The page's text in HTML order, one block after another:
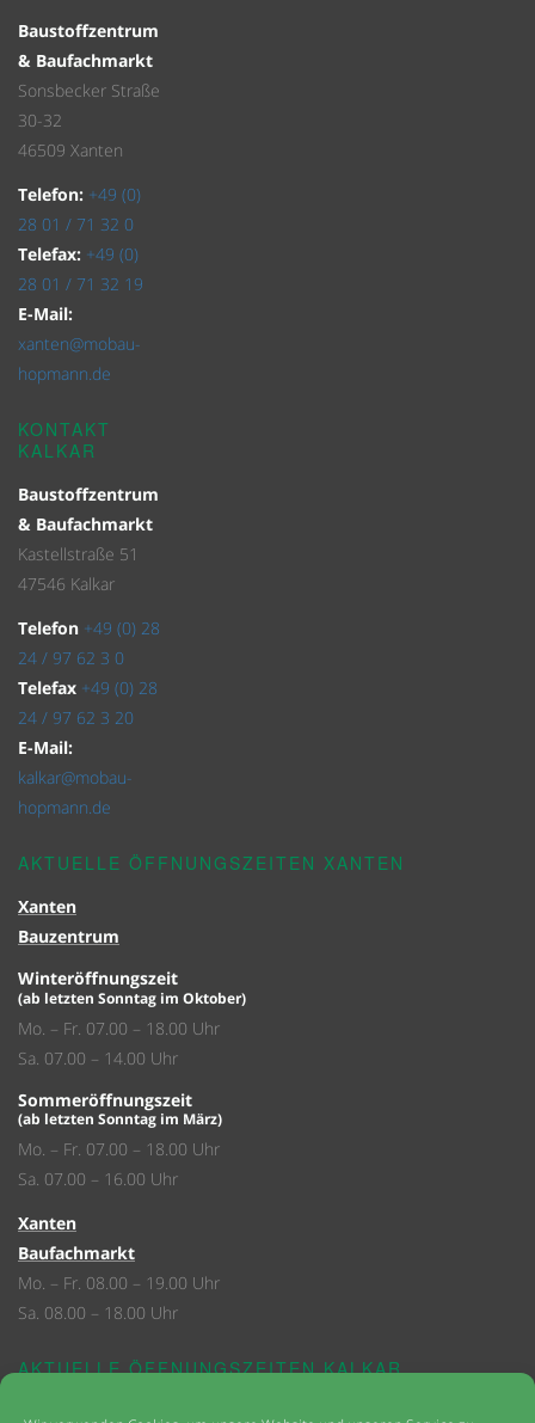
Baustoffzentrum
& Baufachmarkt
Sonsbecker Straße
30-32
46509 Xanten
Telefon: +49 (0)
28 01 / 71 32 0
Telefax: +49 (0)
28 01 / 71 32 19
E-Mail:
xanten@mobau-
hopmann.de
KONTAKT
KALKAR
Baustoffzentrum
& Baufachmarkt
Kastellstraße 51
47546 Kalkar
Telefon +49 (0) 28
24 / 97 62 3 0
Telefax +49 (0) 28
24 / 97 62 3 20
E-Mail:
kalkar@mobau-
hopmann.de
AKTUELLE ÖFFNUNGSZEITEN XANTEN
Xanten
Bauzentrum
Winteröffnungszeit
(ab letzten Sonntag im Oktober)
Mo. – Fr. 07.00 – 18.00 Uhr
Sa. 07.00 – 14.00 Uhr
Sommeröffnungszeit
(ab letzten Sonntag im März)
Mo. – Fr. 07.00 – 18.00 Uhr
Sa. 07.00 – 16.00 Uhr
Xanten
Baufachmarkt
Mo. – Fr. 08.00 – 19.00 Uhr
Sa. 08.00 – 18.00 Uhr
AKTUELLE ÖFFNUNGSZEITEN KALKAR